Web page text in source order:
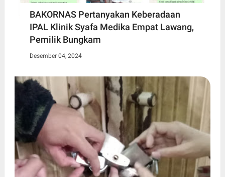
BAKORNAS Pertanyakan Keberadaan
IPAL Klinik Syafa Medika Empat Lawang,
Pemilik Bungkam
Desember 04, 2024